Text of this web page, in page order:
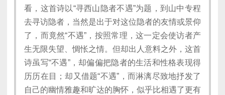
看，这首诗以“寻西山隐者不遇”为题，到山中专程
去寻访隐者，当然是出于对这位隐者的友情或景仰
了，而竟然“不遇”，按照常理，这一定会使访者产
生无限失望、惆怅之情。但却出人意料之外，这首
诗虽写“不遇”，却偏偏把隐者的生活和性格表现得
历历在目；却又借题“不遇”，而淋漓尽致地抒发了
自己的幽情雅趣和旷达的胸怀，似乎比相遇了更有